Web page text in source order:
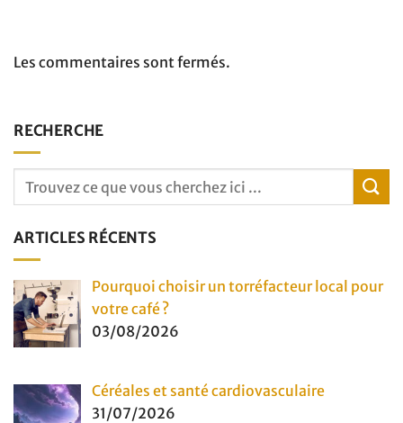
Les commentaires sont fermés.
RECHERCHE
ARTICLES RÉCENTS
Pourquoi choisir un torréfacteur local pour
votre café ?
03/08/2026
Céréales et santé cardiovasculaire
31/07/2026